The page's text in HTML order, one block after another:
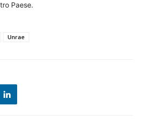
Paese.
Unrae